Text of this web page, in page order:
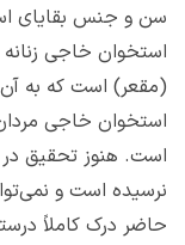
سن و جنس بقایای
استخوان خاجی
(مقعر) است که به
استخوان خاجی مردان
است. هنوز تحقیق در
نرسیده است و
حاضر درک کاملاً